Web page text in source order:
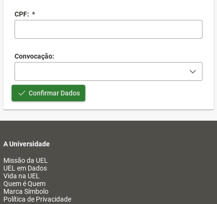
CPF: *
Convocação:
Confirmar Dados
A Universidade
Missão da UEL
UEL em Dados
Vida na UEL
Quem é Quem
Marca Símbolo
Política de Privacidade